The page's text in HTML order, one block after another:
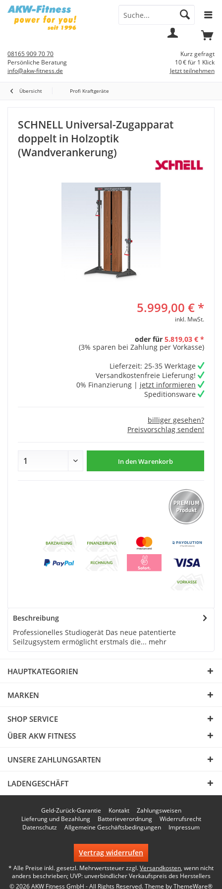
Kurz gefragt
10 € für 1 Klick
Jetzt teilnehmen
08165 909 70 70
Persönliche Beratung
info@akw-fitness.de
Übersicht Profi Kraftgeräte
SCHNELL Universal-Zugapparat
doppelt in Holzoptik
(Wandverankerung)
5.999,00 € *
inkl. MwSt.
oder für 5.819,03 € *
(3% sparen bei Zahlung per Vorkasse)
Lieferzeit: 25-35 Werktage
Versandkostenfreie Lieferung!
0% Finanzierung | jetzt informieren
Speditionsware
billiger gesehen?
Preisvorschlag senden!
In denWarenkorb
Beschreibung
Professionelles Studiogerät Das neue patentierte
Seilzugsystem ermöglicht erstmals die... mehr
HAUPTKATEGORIEN
MARKEN
SHOP SERVICE
ÜBER AKW FITNESS
UNSERE ZAHLUNGSARTEN
LADENGESCHÄFT
Geld-Zurück-Garantie Kontakt
Zahlungsweisen
Lieferung und Bezahlung
Batterieverordnung
Widerrufsrecht
Datenschutz
Allgemeine Geschäftsbedingungen Impressum
Vertrag widerrufen
* Alle Preise inkl. gesetzl. Mehrwertsteuer zzgl.Versandkosten, wenn nicht
anders beschrieben; UVP: unverbindlicher Verkaufspreis des Herstellers
© 2026 AKW Fitness GmbH - All Rights Reserved. Theme byThemeWare®